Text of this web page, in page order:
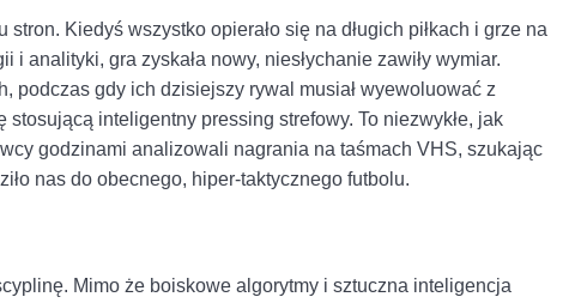
Kiedyś wszystko opierało się na długich piłkach i grze na
analityki, gra zyskała nowy, niesłychanie zawiły wymiar.
podczas gdy ich dzisiejszy rywal musiał wyewoluować z
inteligentny pressing strefowy. To niezwykłe, jak
godzinami analizowali nagrania na taśmach VHS, szukając
nas do obecnego, hiper-taktycznego futbolu.
Mimo że boiskowe algorytmy i sztuczna inteligencja